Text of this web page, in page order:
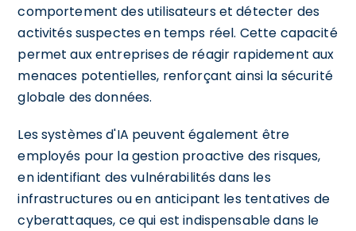
comportement des utilisateurs et détecter des
activités suspectes en temps réel. Cette capacité
permet aux entreprises de réagir rapidement aux
menaces potentielles, renforçant ainsi la sécurité
globale des données.
Les systèmes d'IA peuvent également être
employés pour la gestion proactive des risques,
en identifiant des vulnérabilités dans les
infrastructures ou en anticipant les tentatives de
cyberattaques, ce qui est indispensable dans le